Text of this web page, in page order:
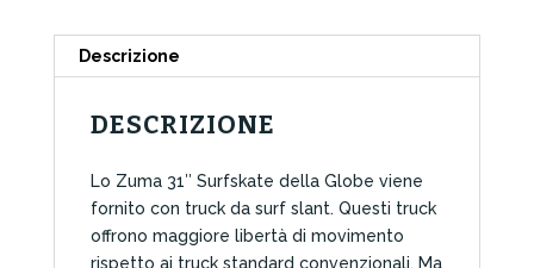
Descrizione
DESCRIZIONE
Lo Zuma 31″ Surfskate della Globe viene
fornito con truck da surf slant. Questi truck
offrono maggiore libertà di movimento
rispetto ai truck standard convenzionali. Ma